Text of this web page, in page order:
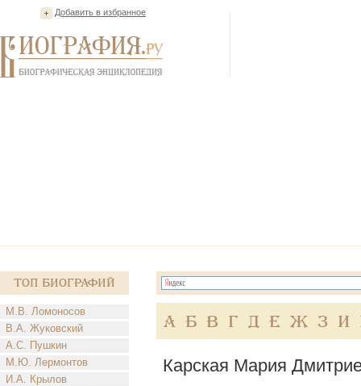
Добавить в избранное
Топ Биографий
М.В. Ломоносов
В.А. Жуковский
А.С. Пушкин
М.Ю. Лермонтов
И.А. Крылов
А Б В Г Д Е Ж З И
Карская Мария